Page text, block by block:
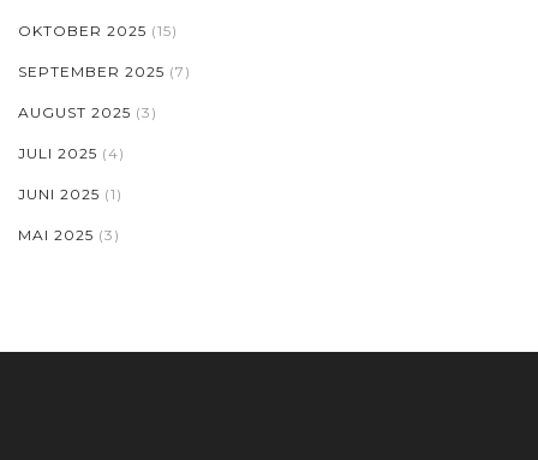
OKTOBER 2025 (15)
SEPTEMBER 2025 (7)
AUGUST 2025 (3)
JULI 2025 (4)
JUNI 2025 (1)
MAI 2025 (3)